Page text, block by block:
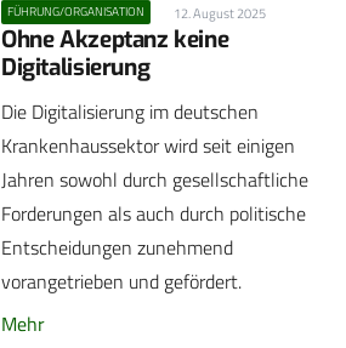
FÜHRUNG/ORGANISATION 12. August 2025
Ohne Akzeptanz keine
Digitalisierung
Die Digitalisierung im deutschen
Krankenhaussektor wird seit einigen
Jahren sowohl durch gesellschaftliche
Forderungen als auch durch politische
Entscheidungen zunehmend
vorangetrieben und gefördert.
Mehr